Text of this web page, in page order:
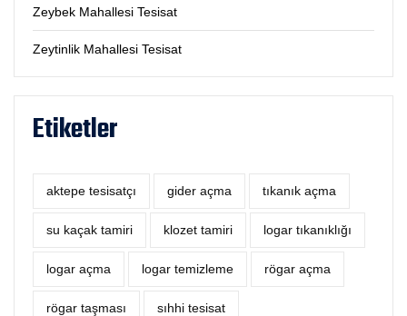
Zeybek Mahallesi Tesisat
Zeytinlik Mahallesi Tesisat
Etiketler
aktepe tesisatçı ‎gider açma tıkanık açma
su kaçak tamiri klozet tamiri logar tıkanıklığı
logar açma logar temizleme rögar açma
rögar taşması sıhhi tesisat